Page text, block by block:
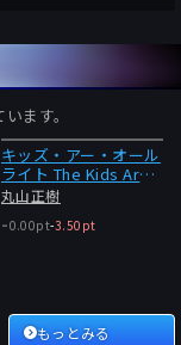
ます。
キッズ・アー・オール
ライト The Kids Are
Alright
丸山正樹
-0.00pt-3.50pt
もっとみる